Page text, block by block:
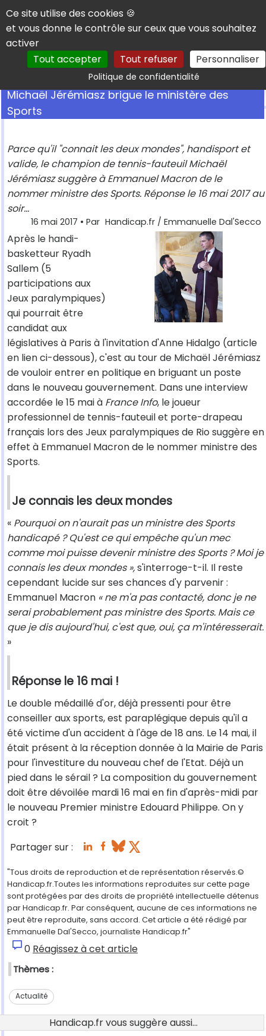
Panneau de gestion des cookies
Ce site utilise des cookies 🍪
et vous donne le contrôle sur ceux que vous souhaitez
activer
Tout accepter
Tout refuser Personnaliser
Politique de confidentialitéRechercher
Michaël Jérémiasz brigue le ministère des
Sports
Parce qu'il "connait les deux mondes", handisport et
valide, le champion de tennis-fauteuil Michaël
Jérémiasz suggère à Emmanuel Macron de le
nommer ministre des Sports. Réponse le 16 mai 2017 au
soir...
16 mai 2017 • Par Handicap.fr / Emmanuelle Dal'Secco
Après le handi-
basketteur Ryadh
Sallem (5
participations aux
Jeux paralympiques)
qui pourrait être
candidat aux
législatives à Paris à l'invitation d'Anne Hidalgo (article
en lien ci-dessous), c'est au tour de Michaël Jérémiasz
de vouloir entrer en politique en briguant un poste
dans le nouveau gouvernement. Dans une interview
accordée le 15 mai à France Info, le joueur
professionnel de tennis-fauteuil et porte-drapeau
français lors des Jeux paralympiques de Rio suggère en
effet à Emmanuel Macron de le nommer ministre des
Sports.
Je connais les deux mondes
« Pourquoi on n'aurait pas un ministre des Sports
handicapé ? Qu'est ce qui empêche qu'un mec
comme moi puisse devenir ministre des Sports ? Moi je
connais les deux mondes »,s'interroge-t-il. Il reste
cependant lucide sur ses chances d'y parvenir :
Emmanuel Macron « ne m'a pas contacté, donc je ne
serai probablement pas ministre des Sports. Mais ce
que je dis aujourd'hui, c'est que, oui, ça m'intéresserait.
»
Réponse le 16 mai !
Le double médaillé d'or, déjà pressenti pour être
conseiller aux sports, est paraplégique depuis qu'il a
été victime d'un accident à l'âge de 18 ans. Le 14 mai, il
était présent à la réception donnée à la Mairie de Paris
pour l'investiture du nouveau chef de l'Etat. Déjà un
pied dans le sérail ? La composition du gouvernement
doit être dévoilée mardi 16 mai en fin d'après-midi par
le nouveau Premier ministre Edouard Philippe. On y
croit ?
Partager sur :
"Tous droits de reproduction et de représentation réservés.©
Handicap.fr.Toutes les informations reproduites sur cette page
sont protégées par des droits de propriété intellectuelle détenus
par Handicap.fr. Par conséquent, aucune de ces informations ne
peut être reproduite, sans accord. Cet article a été rédigé par
Emmanuelle Dal'Secco, journaliste Handicap.fr"
0 Réagissez à cet article
Thèmes :
Actualité
Handicap.fr vous suggère aussi...